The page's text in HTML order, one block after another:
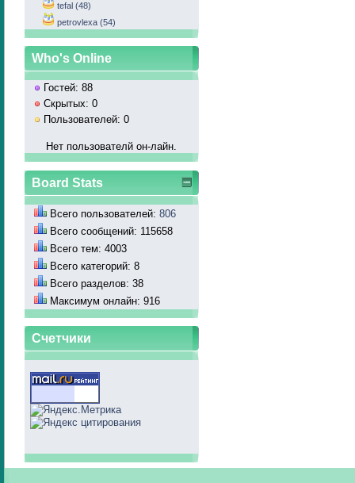
tefal (48)
petrovlexa (54)
Who's Online
Гостей: 88
Скрытых: 0
Пользователей: 0
Нет пользователй он-лайн.
Board Stats
Всего пользователей: 806
Всего сообщений: 115658
Всего тем: 4003
Всего категорий: 8
Всего разделов: 38
Максимум онлайн: 916
Счетчики